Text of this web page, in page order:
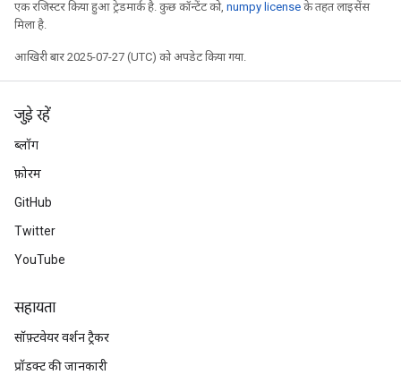
एक रजिस्टर किया हुआ ट्रेडमार्क है. कुछ कॉन्टेंट को, numpy license के तहत लाइसेंस
मिला है.
आखिरी बार 2025-07-27 (UTC) को अपडेट किया गया.
जुड़े रहें
ब्लॉग
फ़ोरम
GitHub
Twitter
YouTube
सहायता
सॉफ़्टवेयर वर्शन ट्रैकर
प्रॉडक्ट की जानकारी